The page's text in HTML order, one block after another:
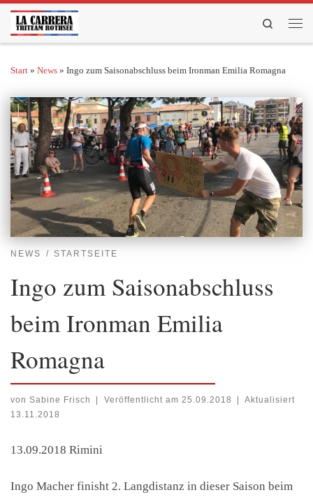
Zum Inhalt springen
Search
Start » News » Ingo zum Saisonabschluss beim Ironman Emilia Romagna
NEWS STARTSEITE
Ingo zum Saisonabschluss
beim Ironman Emilia
Romagna
von Sabine Frisch Veröffentlicht am 25.09.2018
Aktualisiert
13.11.2018
13.09.2018 Rimini
Ingo Macher finisht 2. Langdistanz in dieser Saison beim